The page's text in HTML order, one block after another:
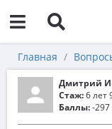
Главная
Дмитрий
Стаж:6 лет
Баллы:-